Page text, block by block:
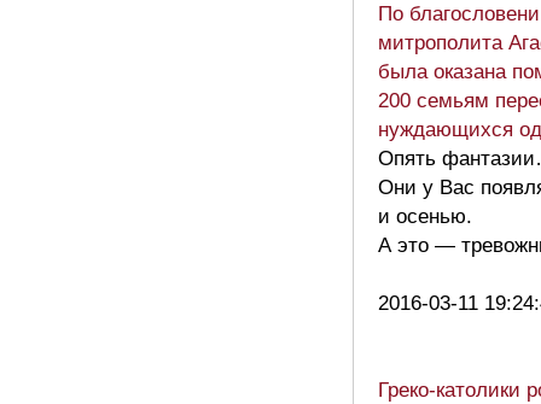
По
митрополита
была оказана
200 семьям
нуждающихся
Опять
Они у Вас
и осенью.
А это —
2016-03-11
Греко-католики